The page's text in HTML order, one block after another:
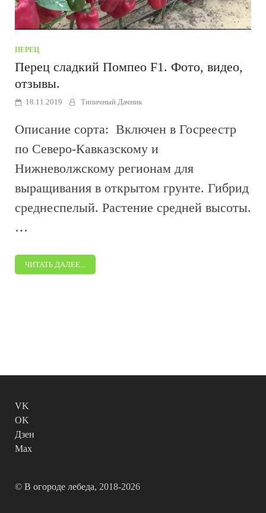
ПЕРЕЦ
Перец сладкий Помпео F1. Фото, видео,
отзывы.
18.11.2019 Типичный Дачник
Описание сорта: Включен в Госреестр
по Северо-Кавказскому и
Нижневолжскому регионам для
выращивания в открытом грунте. Гибрид
среднеспелый. Растение средней высоты.
…
ЧИТАТЬ ДАЛЕЕ...
VK
OK
Дзен
Max
© В огороде лебеда, 2018-2026